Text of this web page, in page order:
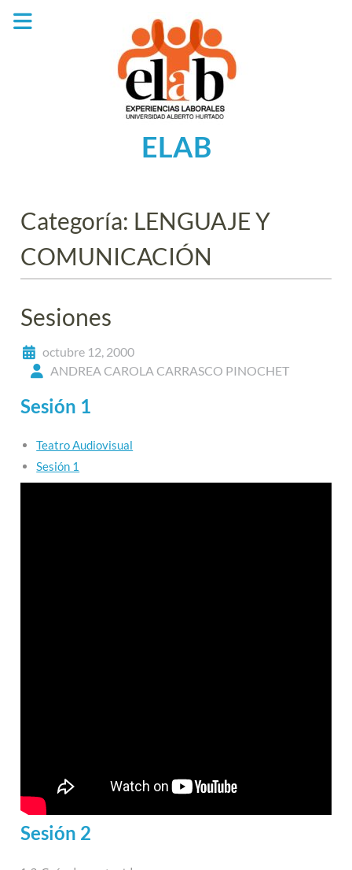
ELAB
Categoría: LENGUAJE Y
COMUNICACIÓN
Sesiones
octubre 12, 2000
ANDREA CAROLA CARRASCO PINOCHET
Sesión 1
Teatro Audiovisual
Sesión 1
Sesión 2